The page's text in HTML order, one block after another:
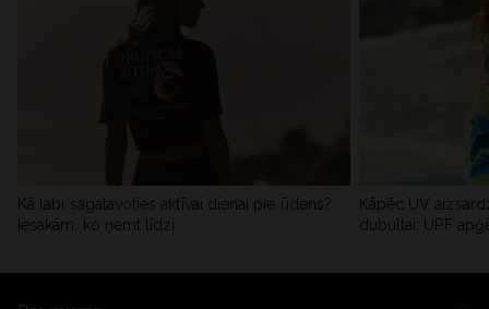
Kā labi sagatavoties aktīvai dienai pie ūdens?
Iesakām, ko ņemt līdzi
Kāpēc UV
dubultai: UPF